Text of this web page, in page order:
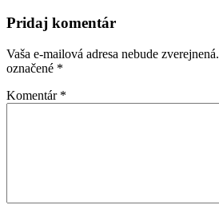
Pridaj komentár
Vaša e-mailová adresa nebude zverejnená.
označené *
Komentár *